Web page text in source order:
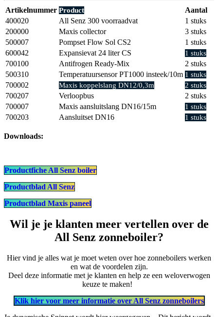
Artikelnummer Product
Aantal
400020
All Senz 300 voorraadvat
1 stuks
200000
Maxis collector
3 stuks
500007
Pompset Flow Sol CS2
1 stuks
600042
Expansievat 24 liter CS 1 stuks
700100 Antifrogen Ready-Mix
2 stuks
500310
Temperatuursensor PT1000 insteek/10m 1 stuks
700002 Maxis koppelslang DN12/0,3m 2 stuks
700207 Verloopbus
2 stuks
700007
Maxis aansluitslang DN16/15m 1 stuks
700203 Aansluitset DN16 1 stuks
Downloads:
Productfiche All Senz boiler
Productblad All Senz
Productblad Maxis paneel
Wil je je klanten meer vertellen over de
All Senz zonneboiler?
Hier vind je alles wat je moet weten over hoe zonneboilers werken
en wat de voordelen zijn.
Deel deze informatie met je klanten en help ze een weloverwogen
keuze te maken!
Klik hier voor meer informatie over All Senz zonneboilers